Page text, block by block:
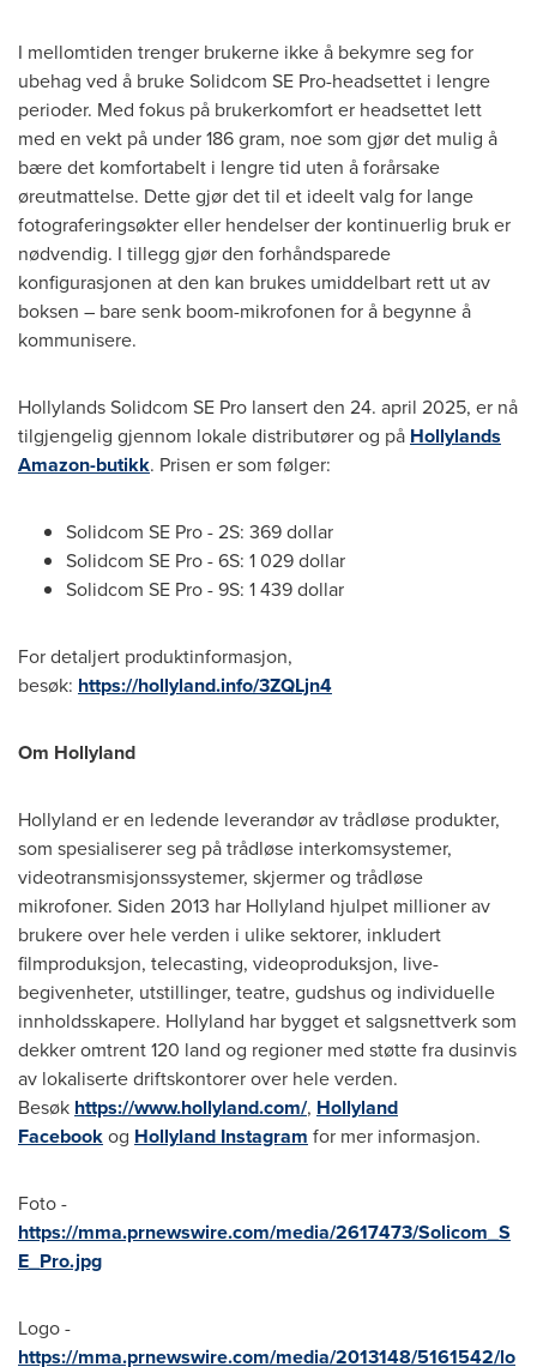
I mellomtiden trenger brukerne ikke å bekymre seg for
ubehag ved å bruke Solidcom SE Pro-headsettet i lengre
perioder. Med fokus på brukerkomfort er headsettet lett
med en vekt på under 186 gram, noe som gjør det mulig å
bære det komfortabelt i lengre tid uten å forårsake
øreutmattelse. Dette gjør det til et ideelt valg for lange
fotograferingsøkter eller hendelser der kontinuerlig bruk er
nødvendig. I tillegg gjør den forhåndsparede
konfigurasjonen at den kan brukes umiddelbart rett ut av
boksen – bare senk boom-mikrofonen for å begynne å
kommunisere.
Hollylands Solidcom SE Pro lansert den 24. april 2025, er nå
tilgjengelig gjennom lokale distributører og på Hollylands
Amazon-butikk. Prisen er som følger:
Solidcom SE Pro - 2S: 369 dollar
Solidcom SE Pro - 6S: 1029 dollar
Solidcom SE Pro - 9S: 1439 dollar
For detaljert produktinformasjon,
besøk: https://hollyland.info/3ZQLjn4
Om Hollyland
Hollyland er en ledende leverandør av trådløse produkter,
som spesialiserer seg på trådløse interkomsystemer,
videotransmisjonssystemer, skjermer og trådløse
mikrofoner. Siden 2013 har Hollyland hjulpet millioner av
brukere over hele verden i ulike sektorer, inkludert
filmproduksjon, telecasting, videoproduksjon, live-
begivenheter, utstillinger, teatre, gudshus og individuelle
innholdsskapere. Hollyland har bygget et salgsnettverk som
dekker omtrent 120 land og regioner med støtte fra dusinvis
av lokaliserte driftskontorer over hele verden.
Besøk https://www.hollyland.com/, Hollyland
Facebookog Hollyland Instagram for mer informasjon.
Foto -
https://mma.prnewswire.com/media/2617473/Solicom_S
E_Pro.jpg
Logo -
https://mma.prnewswire.com/media/2013148/5161542/lo